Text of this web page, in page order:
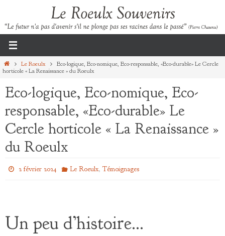
contenu
HomeLe Roeulx
Eco-logique, Eco-nomique, Eco-responsable, «Eco-durable» Le Cercle
horticole « La Renaissance » du Roeulx
Eco-logique, Eco-nomique, Eco-
responsable, «Eco-durable» Le
Cercle horticole « La Renaissance »
du Roeulx
2 février 2024 Le Roeulx,Témoignages
Un peu d’histoire…